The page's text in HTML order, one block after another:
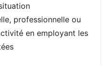
professionnelle ou
en employant les